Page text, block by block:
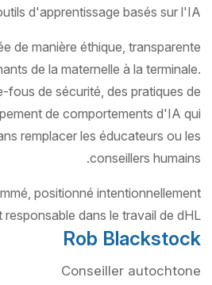
d'apprentissage basés sur l'IA.
de manière éthique, transparente
de la maternelle à la terminale.
fous de sécurité, des pratiques de
de comportements d'IA qui
remplacer les éducateurs ou les
conseillers humains.
positionné intentionnellement
dans le travail de dHL.
Rob Blackstock
Conseiller autochtone